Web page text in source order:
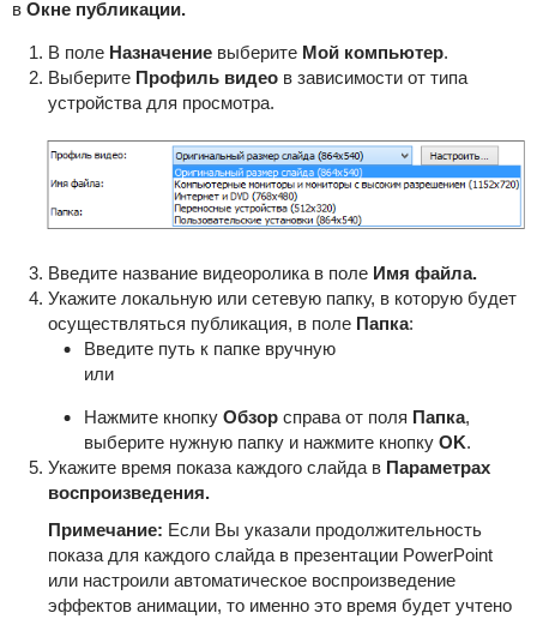
в Окне публикации.
В поле НазначениевыберитеМой компьютер.
Выберите Профиль видеов зависимости от типа
устройства для просмотра.
Введите название видеоролика в полеИмя файла.
Укажите локальную или сетевую папку, в которую будет
осуществляться публикация, в поле Папка:
Введите путь к папке вручную
или
Нажмите кнопку Обзорсправа от поля Папка,
выберите нужную папку и нажмите кнопку OK.
Укажите время показа каждого слайда в Параметрах
воспроизведения.
Примечание: Если Вы указали продолжительность
показа для каждого слайда в презентации PowerPoint
или настроили автоматическое воспроизведение
эффектов анимации, то именно это время будет учтено